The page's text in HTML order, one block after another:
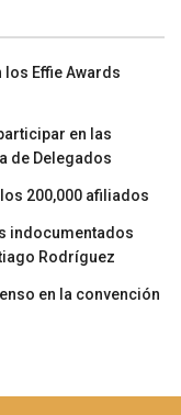
Effie Awards
en las
de Delegados
200,000 afiliados
indocumentados
Rodríguez
en la convención